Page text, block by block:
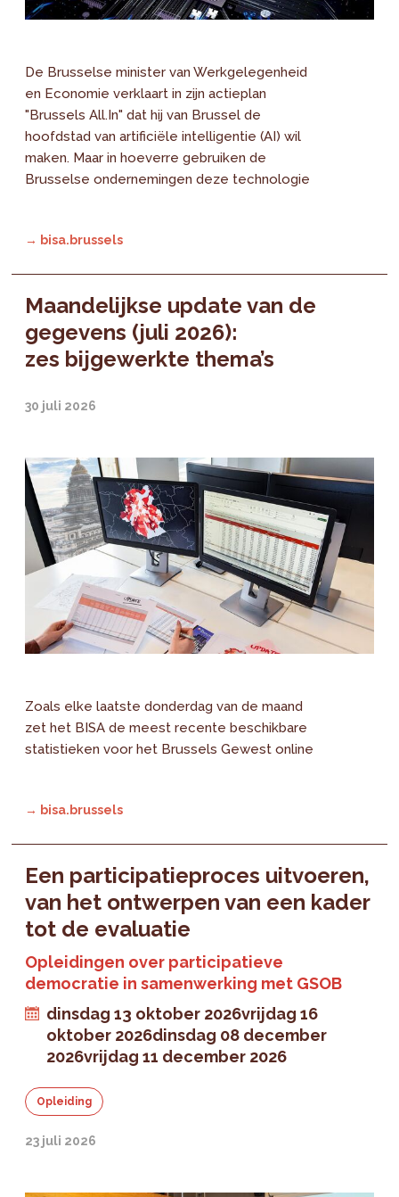
De Brusselse minister van Werkgelegenheid
en Economie verklaart in zijn actieplan
"Brussels All.In" dat hij van Brussel de
hoofdstad van artificiële intelligentie (AI) wil
maken. Maar in hoeverre gebruiken de
Brusselse ondernemingen deze technologie
→ bisa.brussels
Maandelijkse update van de
gegevens (juli 2026):
zes bijgewerkte thema’s
30 juli 2026
Zoals elke laatste donderdag van de maand
zet het BISA de meest recente beschikbare
statistieken voor het Brussels Gewest online
→ bisa.brussels
Een participatieproces uitvoeren,
van het ontwerpen van een kader
tot de evaluatie
Opleidingen over participatieve
democratie in samenwerking met GSOB
dinsdag 13 oktober 2026vrijdag 16
oktober 2026dinsdag 08 december
2026vrijdag 11 december 2026
Opleiding
23 juli 2026